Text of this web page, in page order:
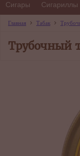
Сигары Сигариллы
Главная Табак
Трубочный